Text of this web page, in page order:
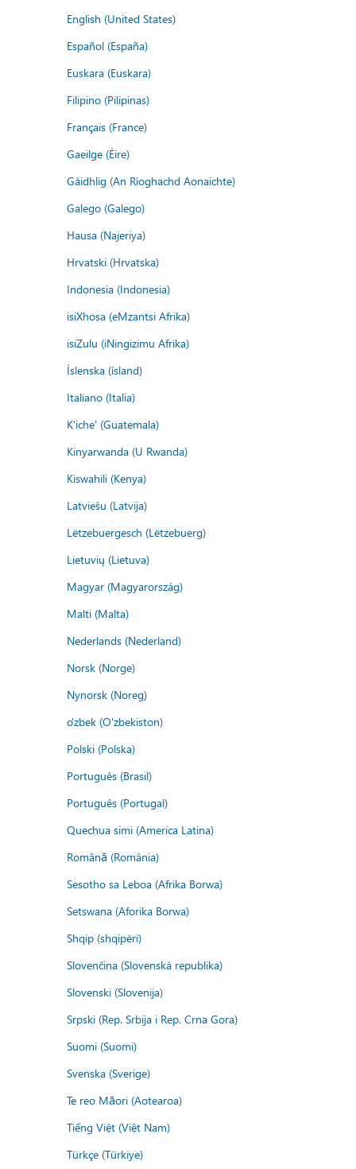
English (United States)
Español (España)
Euskara (Euskara)
Filipino (Pilipinas)
Français (France)
Gaeilge (Éire)
Gàidhlig (An Rìoghachd Aonaichte)
Galego (Galego)
Hausa (Najeriya)
Hrvatski (Hrvatska)
Indonesia (Indonesia)
isiXhosa (eMzantsi Afrika)
isiZulu (iNingizimu Afrika)
Íslenska (ísland)
Italiano (Italia)
K'iche' (Guatemala)
Kinyarwanda (U Rwanda)
Kiswahili (Kenya)
Latviešu (Latvija)
Lëtzebuergesch (Lëtzebuerg)
Lietuvių (Lietuva)
Magyar (Magyarország)
Malti (Malta)
Nederlands (Nederland)
Norsk (Norge)
Nynorsk (Noreg)
o'zbek (O'zbekiston)
Polski (Polska)
Português (Brasil)
Português (Portugal)
Quechua simi (America Latina)
Română (România)
Sesotho sa Leboa (Afrika Borwa)
Setswana (Aforika Borwa)
Shqip (shqipëri)
Slovenčina (Slovenská republika)
Slovenski (Slovenija)
Srpski (Rep. Srbija i Rep. Crna Gora)
Suomi (Suomi)
Svenska (Sverige)
Te reo Māori (Aotearoa)
Tiếng Việt (Việt Nam)
Türkçe (Türkiye)